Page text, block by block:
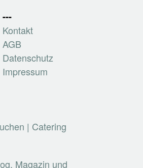
---
Kontakt
AGB
Datenschutz
Impressum
| Catering
Magazin und